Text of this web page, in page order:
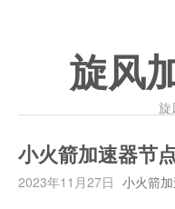
旋风
旋
小火箭加速器节
2023年11月27日 小火箭